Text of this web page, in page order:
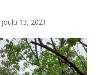
joulu 13, 2021